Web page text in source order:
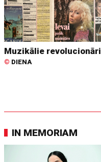
Muzikālie revolucionāri
© DIENA
IN MEMORIAM